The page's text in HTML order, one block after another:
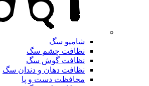
شامپو سگ
نظافت چشم سگ
نظافت گوش سگ
نظافت دهان و دندان سگ
محافظت دست و پا